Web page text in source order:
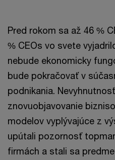
Pred rokom sa až 46 %
% CEOs vo svete
nebude ekonomicky
bude pokračovať v
podnikania.
znovuobjavovanie
modelov vyplývajúce z
upútali pozornosť
firmách a stali sa